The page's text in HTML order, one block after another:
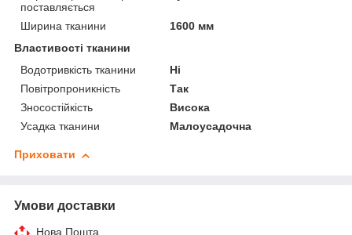
поставляється
Ширина тканини
1600 мм
Властивості тканини
Водотривкість тканини
Ні
Повітропроникність
Так
Зносостійкість
Висока
Усадка тканини
Малоусадочна
Приховати
Умови доставки
Нова Пошта